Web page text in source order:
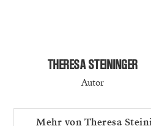
THERESA STEININGER
Autor
Mehr von Theresa